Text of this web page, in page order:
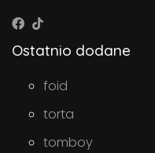
Ostatnio dodane
foid
torta
tomboy